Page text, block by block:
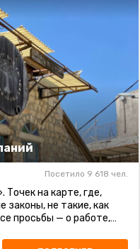
Посетило 9 618 чел.
Точек на карте, где,
законы, не такие, как
просьбы — о работе,